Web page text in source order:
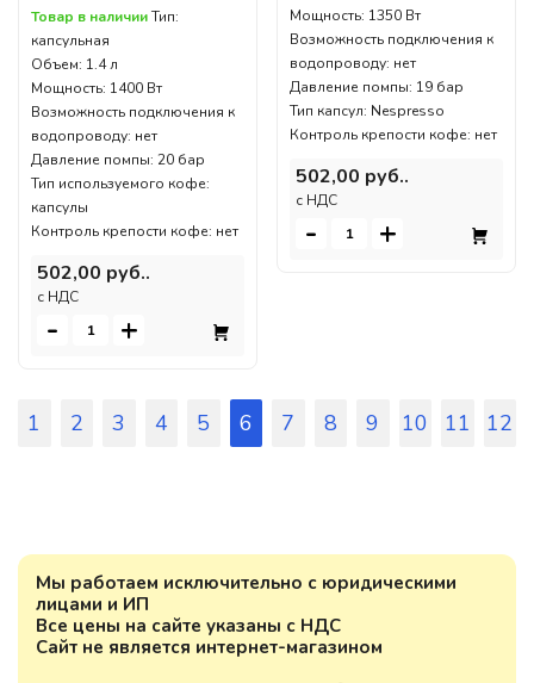
Мы работаем исключительно с юридическими
лицами и ИП
Все цены на сайте указаны с НДС
Сайт не является интернет-магазином
Товар в наличииТип:
капсульная
Объем: 1.4 л
Мощность: 1400 Вт
Возможность подключения к
водопроводу: нет
Давление помпы: 20 бар
Тип используемого кофе:
капсулы
Контроль крепости кофе: нет
502,00 руб..
c НДС
- +
Мощность: 1350 Вт
Возможность подключения к
водопроводу: нет
Давление помпы: 19 бар
Тип капсул: Nespresso
Контроль крепости кофе: нет
502,00 руб..
c НДС
- +
1 2 3 4 5 6 7 8 9 10 11 12